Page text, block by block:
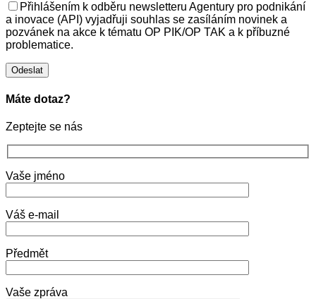
Přihlášením k odběru newsletteru Agentury pro podnikání
a inovace (API) vyjadřuji souhlas se zasíláním novinek a
pozvánek na akce k tématu OP PIK/OP TAK a k příbuzné
problematice.
Máte dotaz?
Zeptejte se nás
Vaše jméno
Váš e-mail
Předmět
Vaše zpráva